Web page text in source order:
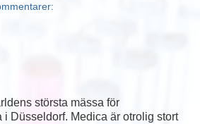
största mässa för
i Düsseldorf. Medica är otrolig stort